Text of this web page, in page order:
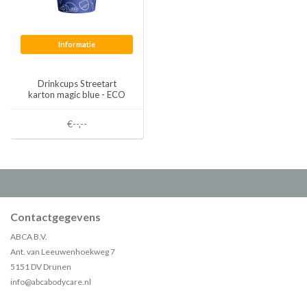
Informatie
Drinkcups Streetart
karton magic blue - ECO
Friendly (1000 stuks)
€--,--
Contactgegevens
ABCA B.V.
Ant. van Leeuwenhoekweg 7
5151 DV Drunen
info@abcabodycare.nl